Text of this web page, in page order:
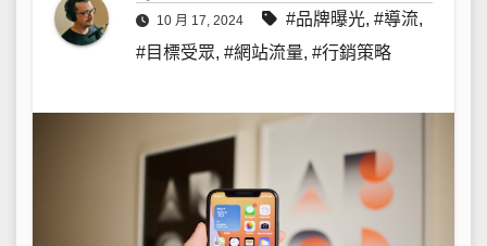
10 月 17, 2024 #品牌曝光, #導流,
#目標受眾, #網站流量, #行銷策略